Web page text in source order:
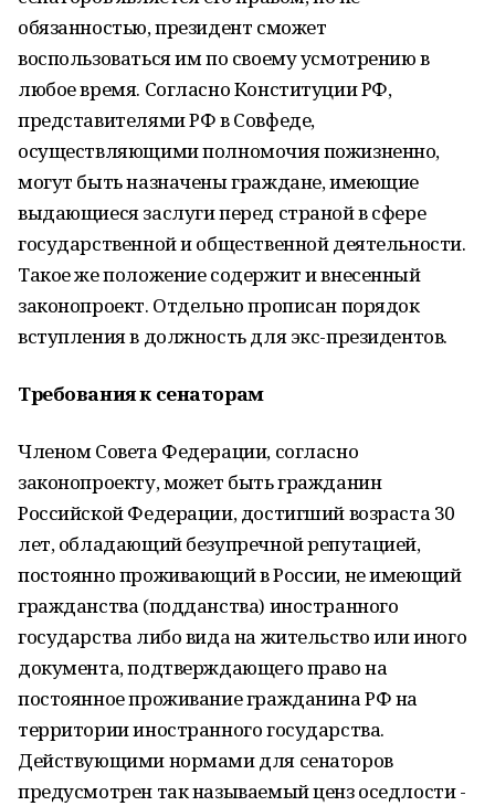
обязанностью, президент сможет
воспользоваться им по своему усмотрению в
любое время. Согласно Конституции РФ,
представителями РФ в Совфеде,
осуществляющими полномочия пожизненно,
могут быть назначены граждане, имеющие
выдающиеся заслуги перед страной в сфере
государственной и общественной деятельности.
Такое же положение содержит и внесенный
законопроект. Отдельно прописан порядок
вступления в должность для экс-президентов.
Требования к сенаторам
Членом Совета Федерации, согласно
законопроекту, может быть гражданин
Российской Федерации, достигший возраста 30
лет, обладающий безупречной репутацией,
постоянно проживающий в России, не имеющий
гражданства (подданства) иностранного
государства либо вида на жительство или иного
документа, подтверждающего право на
постоянное проживание гражданина РФ на
территории иностранного государства.
Действующими нормами для сенаторов
предусмотрен так называемый ценз оседлости -